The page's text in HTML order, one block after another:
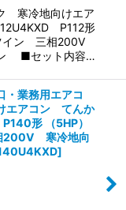
寒冷地向けエア
P112形
イン 三相200V
ン ■セット内容…
・業務用エアコ
エアコン てんか
形 （5HP）
200V 寒冷地向
]